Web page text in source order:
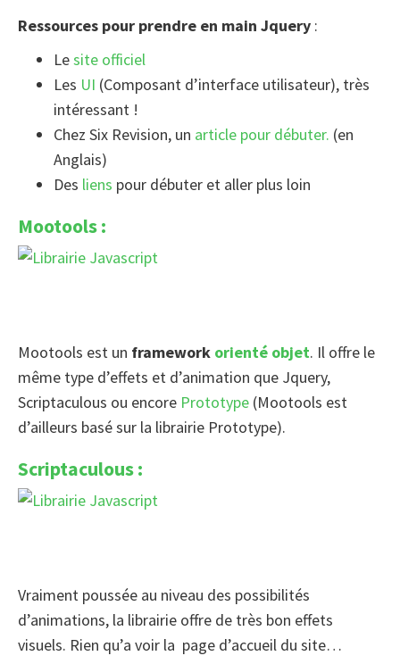
Ressources pour prendre en main Jquery :
Lesite officiel
Les UI (Composant d’interface utilisateur), très
intéressant !
Chez Six Revision, un article pour débuter. (en
Anglais)
Des liens pour débuter et aller plus loin
Mootools :
Mootools est un framework orienté objet. Il offre le
même type d’effets et d’animation que Jquery,
Scriptaculous ou encore Prototype (Mootools est
d’ailleurs basé sur la librairie Prototype).
Scriptaculous :
Vraiment poussée au niveau des possibilités
d’animations, la librairie offre de très bon effets
visuels. Rien qu’a voir la page d’accueil du site…